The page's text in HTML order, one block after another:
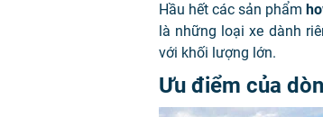
Hầu hết các sản phẩm
là những loại xe dành
với khối lượng lớn.
Ưu điểm của